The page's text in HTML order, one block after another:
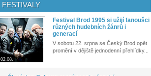
FESTIVALY
02.08.
Festival Brod 1995 si užijí fanoušci
různých hudebních žánrů i
generací
V sobotu 22. srpna se Český Brod opět
promění v dějiště jednodenní přehlídky...